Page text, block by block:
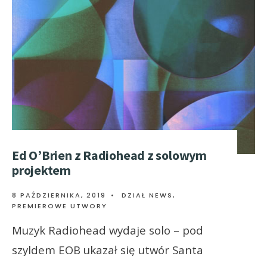
Ed O’Brien z Radiohead z solowym
projektem
8 PAŹDZIERNIKA, 2019 • DZIAŁ NEWS,
PREMIEROWE UTWORY
Muzyk Radiohead wydaje solo – pod
szyldem EOB ukazał się utwór Santa